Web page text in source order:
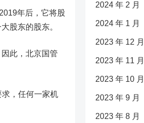
年后，它将股
股东的股东。
此，北京国管
，任何一家机
2024 年 2 月
2024 年 1 月
2023 年 12 月
2023 年 11 月
2023 年 10 月
2023 年 9 月
2023 年 8 月